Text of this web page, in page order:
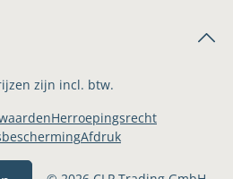
zijn incl. btw.
Herroepingsrecht
Afdruk